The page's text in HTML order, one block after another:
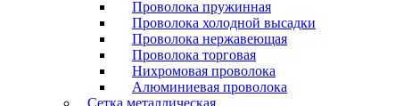
Проволока пружинная
Проволока холодной высадки
Проволока нержавеющая
Проволока торговая
Нихромовая проволока
Алюминиевая проволока
Сетка металлическая